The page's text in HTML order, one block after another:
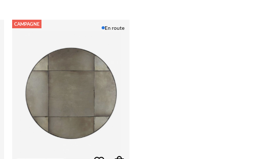
CAMPAGNE
En route